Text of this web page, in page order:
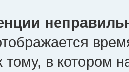
тому, в котором